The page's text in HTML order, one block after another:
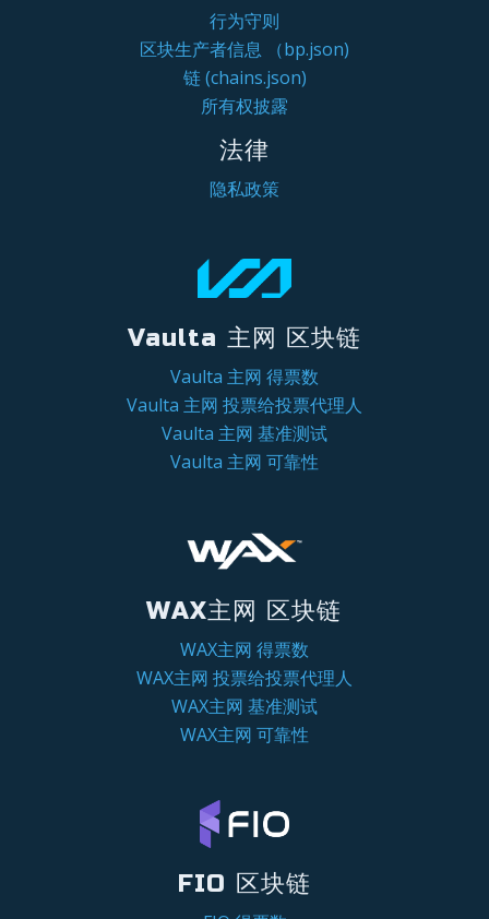
行为守则
区块生产者信息 （bp.json)
链 (chains.json)
所有权披露
法律
隐私政策
Vaulta 主网 区块链
Vaulta 主网 得票数
Vaulta 主网 投票给投票代理人
Vaulta 主网 基准测试
Vaulta 主网 可靠性
WAX主网 区块链
WAX主网 得票数
WAX主网 投票给投票代理人
WAX主网 基准测试
WAX主网 可靠性
FIO 区块链